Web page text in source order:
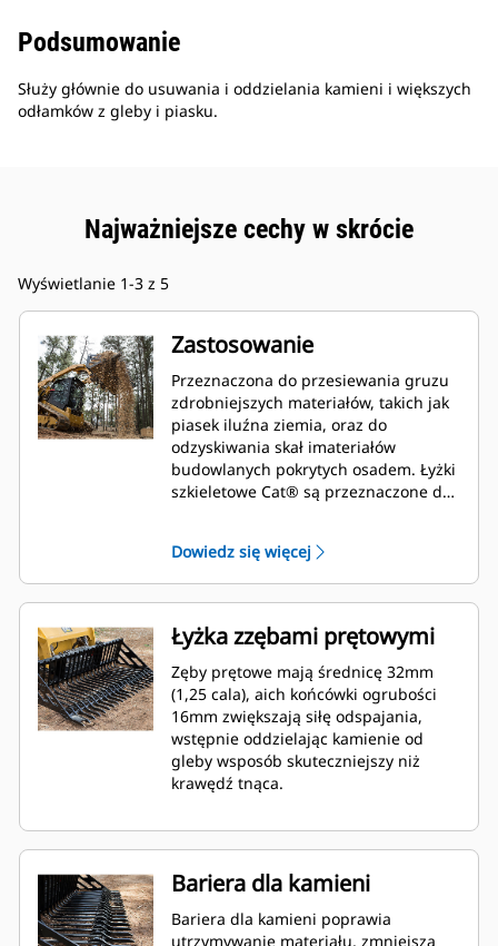
Podsumowanie
Służy głównie do usuwania i oddzielania kamieni i większych
odłamków z gleby i piasku.
Najważniejsze cechy w skrócie
Wyświetlanie 1-3 z 5
Zastosowanie
Przeznaczona do przesiewania gruzu
zdrobniejszych materiałów, takich jak
piasek iluźna ziemia, oraz do
odzyskiwania skał imateriałów
budowlanych pokrytych osadem. Łyżki
szkieletowe Cat® są przeznaczone do
ikompaktowymi ładowarkami
gąsienicowymi marki Cat.
Dowiedz się więcej
Łyżka zzębami prętowymi
Zęby prętowe mają średnicę 32mm
(1,25 cala), aich końcówki ogrubości
16mm zwiększają siłę odspajania,
wstępnie oddzielając kamienie od
gleby wsposób skuteczniejszy niż
krawędź tnąca.
Bariera dla kamieni
Bariera dla kamieni poprawia
utrzymywanie materiału, zmniejsza